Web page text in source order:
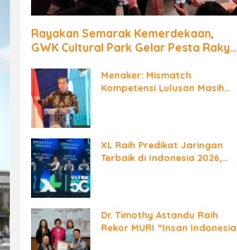
Rayakan Semarak Kemerdekaan,
GWK Cultural Park Gelar Pesta Rakyat
Menaker: Mismatch
Kompetensi Lulusan Masih
XL Raih Predikat Jaringan
Terbaik di Indonesia 2026,
Dr. Timothy Astandu Raih
Rekor MURI “Insan Indonesia